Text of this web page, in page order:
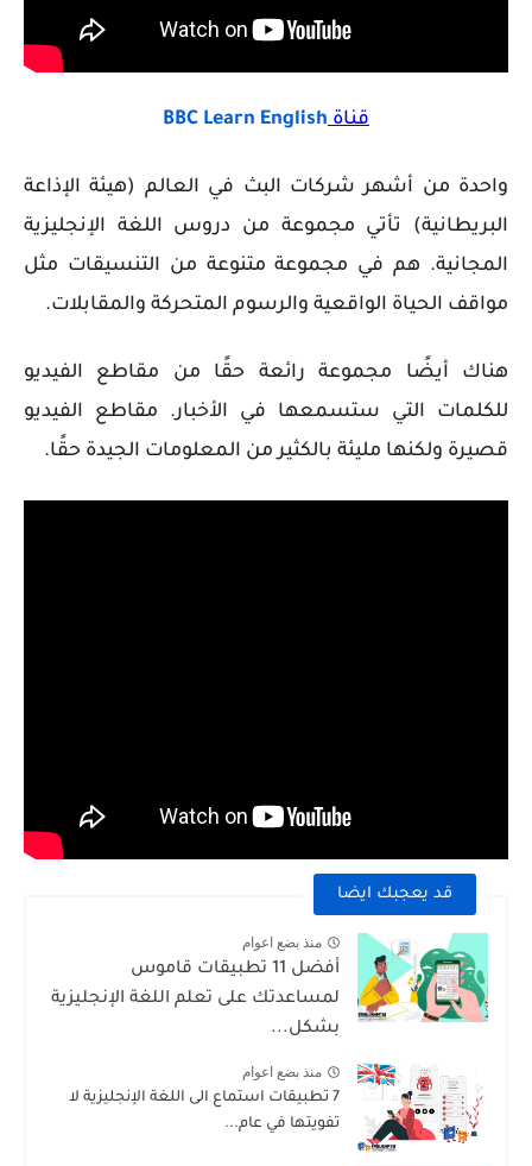
قناةBBC Learn English
واحدة من أشهر شركات البث في العالم (هيئة الإذاعة
البريطانية) تأتي مجموعة من دروس اللغة الإنجليزية
المجانية. هم في مجموعة متنوعة من التنسيقات مثل
مواقف الحياة الواقعية والرسوم المتحركة والمقابلات.
هناك أيضًا مجموعة رائعة حقًا من مقاطع الفيديو
للكلمات التي ستسمعها في الأخبار. مقاطع الفيديو
قصيرة ولكنها مليئة بالكثير من المعلومات الجيدة حقًا.
قد يعجبك ايضا
منذ بضع اعوام
أفضل 11 تطبيقات قاموس
لمساعدتك على تعلم اللغة الإنجليزية
بشكل...
منذ بضع اعوام
7 تطبيقات استماع الى اللغة الإنجليزية لا
تفويتها في عام...